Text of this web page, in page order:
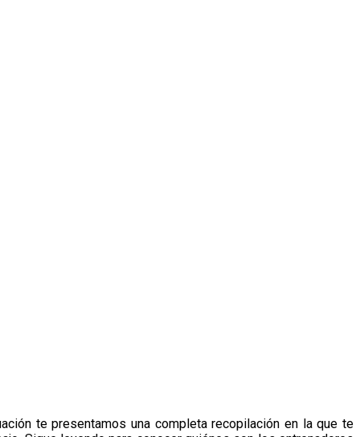
te presentamos una completa recopilación en la que te